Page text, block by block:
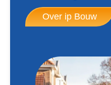
Over ip Bouw